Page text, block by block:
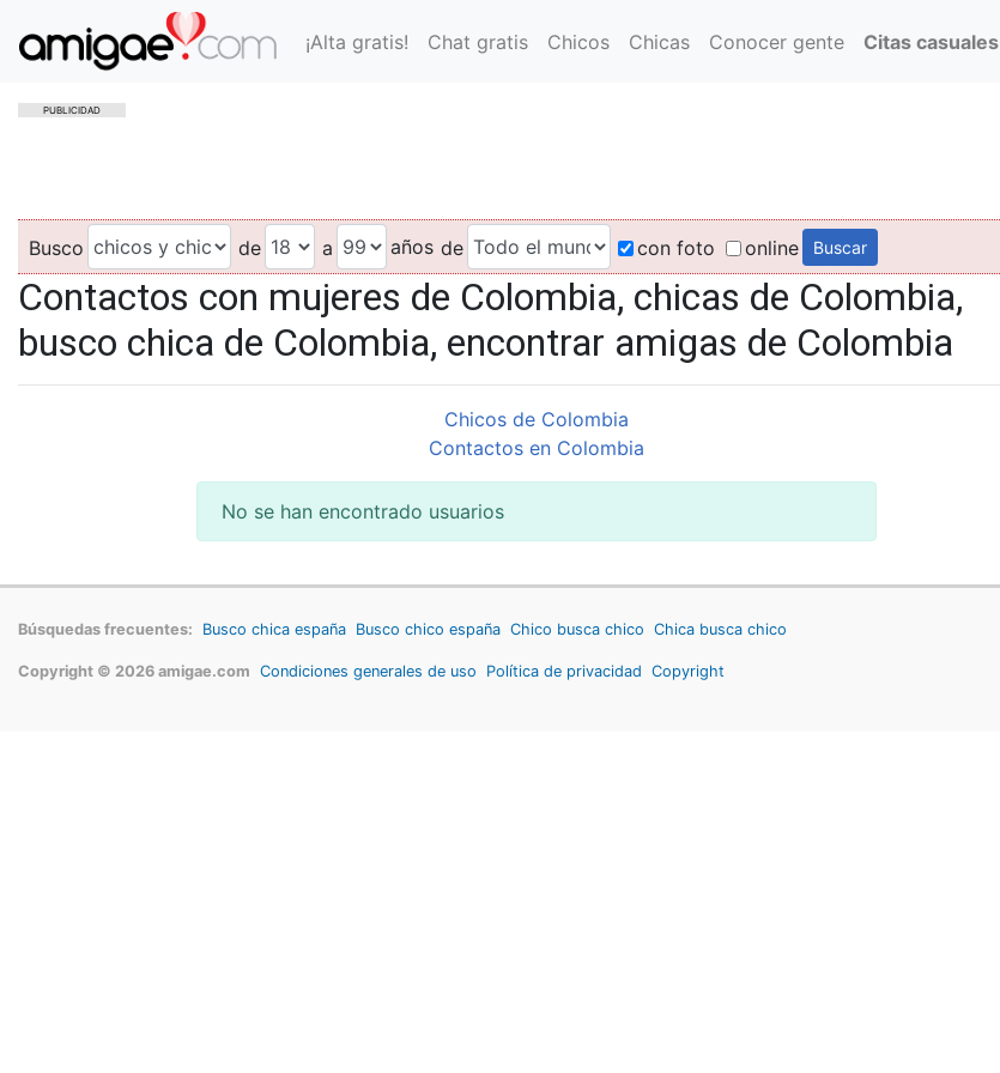
¡Alta gratis! Chat gratis Chicos Chicas Conocer gente Citas casuales
PUBLICIDAD
Busco de a años de con foto online
Contactos con mujeres de Colombia, chicas de Colombia,
busco chica de Colombia, encontrar amigas de Colombia
Chicos de Colombia
Contactos en Colombia
No se han encontrado usuarios
Búsquedas frecuentes: Busco chica españa Busco chico españa Chico busca chico Chica busca chico
Copyright © 2026 amigae.com Condiciones generales de uso Política de privacidad Copyright